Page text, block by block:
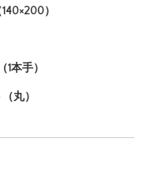
）
本手）
丸）